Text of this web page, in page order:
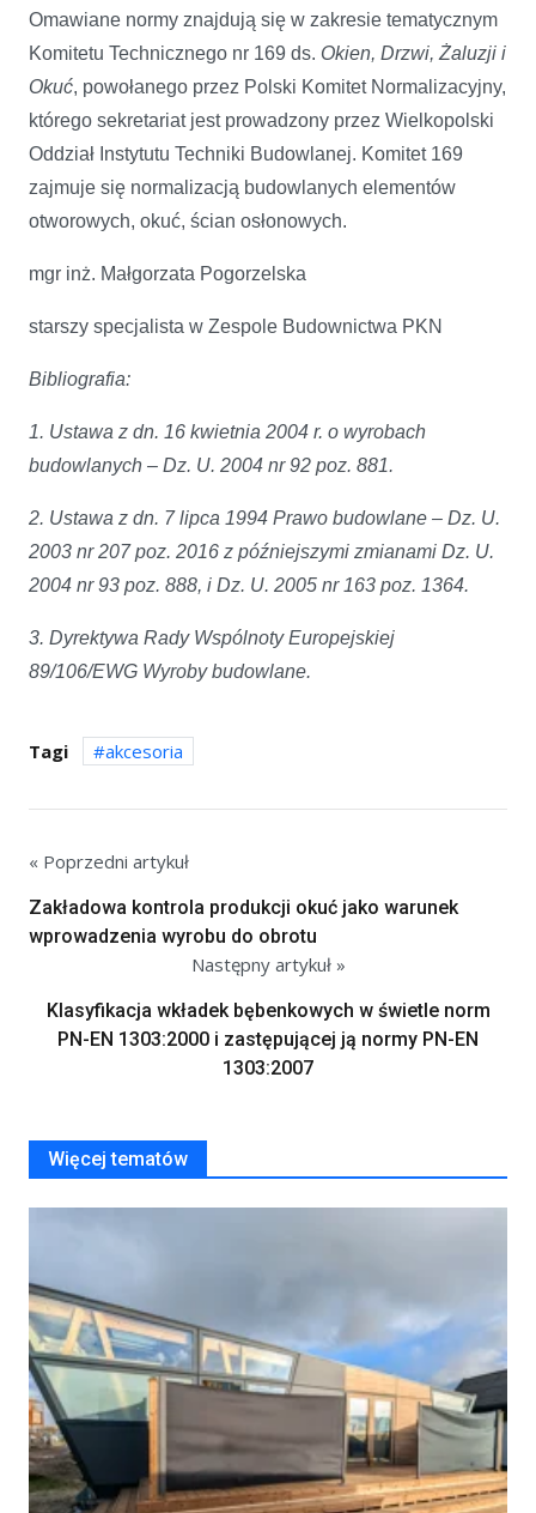
Omawiane normy znajdują się w zakresie tematycznym
Komitetu Technicznego nr 169 ds. Okien, Drzwi, Żaluzji i
Okuć, powołanego przez Polski Komitet Normalizacyjny,
którego sekretariat jest prowadzony przez Wielkopolski
Oddział Instytutu Techniki Budowlanej. Komitet 169
zajmuje się normalizacją budowlanych elementów
otworowych, okuć, ścian osłonowych.
mgr inż. Małgorzata Pogorzelska
starszy specjalista w Zespole Budownictwa PKN
Bibliografia:
1. Ustawa z dn. 16 kwietnia 2004 r. o wyrobach
budowlanych – Dz. U. 2004 nr 92 poz. 881.
2. Ustawa z dn. 7 lipca 1994 Prawo budowlane – Dz. U.
2003 nr 207 poz. 2016 z późniejszymi zmianami Dz. U.
2004 nr 93 poz. 888, i Dz. U. 2005 nr 163 poz. 1364.
3. Dyrektywa Rady Wspólnoty Europejskiej
89/106/EWG Wyroby budowlane.
Tagi akcesoria
« Poprzedni artykuł
Zakładowa kontrola produkcji okuć jako warunek
wprowadzenia wyrobu do obrotu
Następny artykuł »
Klasyfikacja wkładek bębenkowych w świetle norm
PN-EN 1303:2000 i zastępującej ją normy PN-EN
1303:2007
Więcej tematów